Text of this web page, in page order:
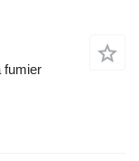
fumier